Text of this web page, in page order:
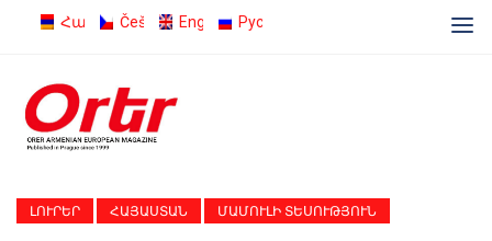
ՀայերենČeština English Русский
ԼՈՒՐԵՐ ՀԱՅԱՍՏԱՆ ՄԱՄՈՒԼԻ ՏԵՍՈՒԹՅՈՒՆ